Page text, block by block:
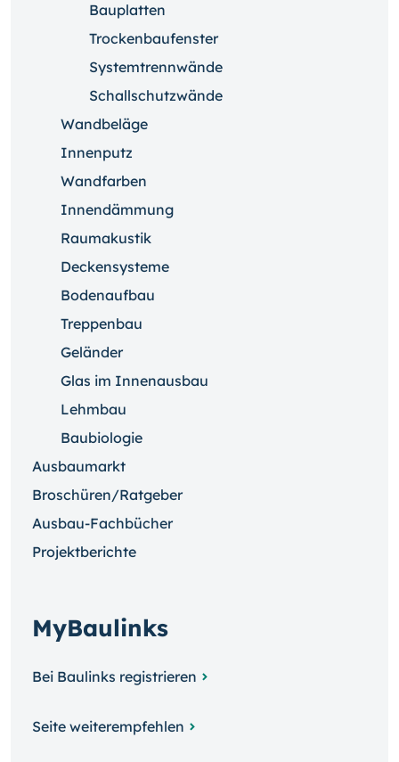
Bauplatten
Trockenbaufenster
Systemtrennwände
Schallschutzwände
Wandbeläge
Innenputz
Wandfarben
Innendämmung
Raumakustik
Deckensysteme
Bodenaufbau
Treppenbau
Geländer
Glas im Innenausbau
Lehmbau
Baubiologie
Ausbaumarkt
Broschüren/Ratgeber
Ausbau-Fachbücher
Projektberichte
MyBaulinks
Bei Baulinks registrieren
Seite weiterempfehlen